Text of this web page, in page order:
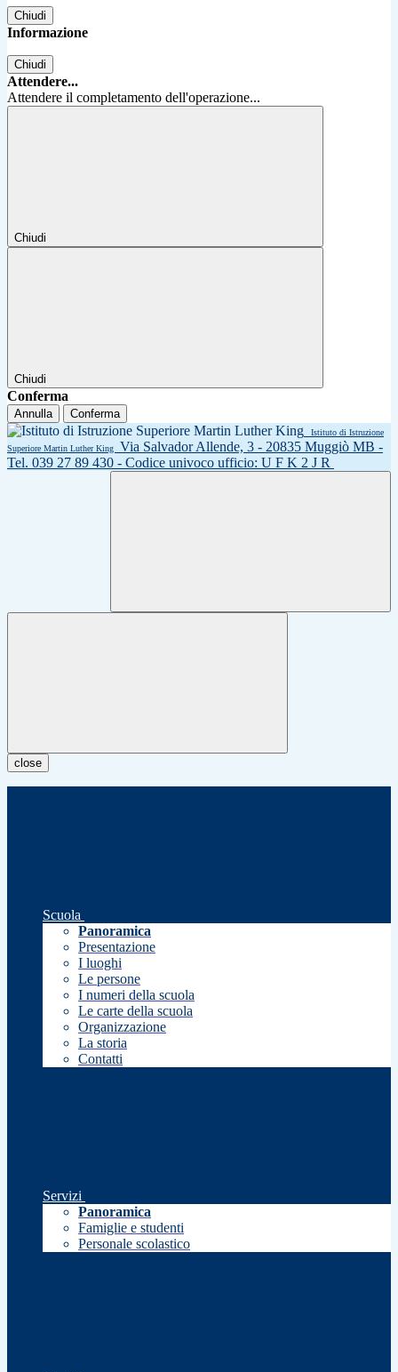
Chiudi
Informazione
Chiudi
Attendere...
Attendere il completamento dell'operazione...
Chiudi
Chiudi
Conferma
Annulla Conferma
Istituto di Istruzione
Superiore Martin Luther King
Via Salvador Allende, 3 - 20835 Muggiò MB -
Tel. 039 27 89 430 - Codice univoco ufficio: U F K 2 J R
close
Scuola
Panoramica
Presentazione
I luoghi
Le persone
I numeri della scuola
Le carte della scuola
Organizzazione
La storia
Contatti
Servizi
Panoramica
Famiglie e studenti
Personale scolastico